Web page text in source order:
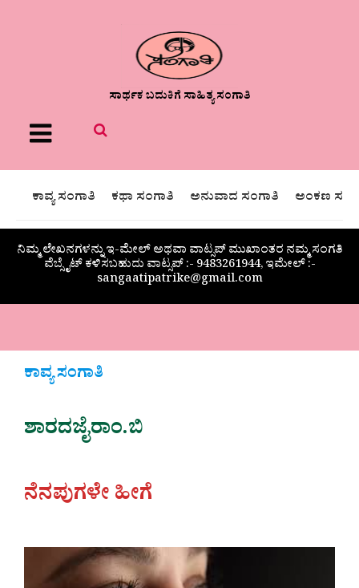
ಸಾರ್ಥಕ ಬದುಕಿಗೆ ಸಾಹಿತ್ಯ ಸಂಗಾತಿ
Menu
ಕಾವ್ಯ ಸಂಗಾತಿ ಕಥಾ ಸಂಗಾತಿ ಅನುವಾದ ಸಂಗಾತಿ ಅಂಕಣ
ನಿಮ್ಮ ಲೇಖನಗಳನ್ನು ಇ-ಮೇಲ್ ಅಥವಾ ವಾಟ್ಸಪ್ ಮುಖಾಂತರ ನಮ್ಮ ಸಂಗತಿ
ವೆಬ್ಸೈಟ್ ಕಳಿಸಬಹುದು ವಾಟ್ಸಪ್‌ :- 9483261944, ಇಮೇಲ್ :-
sangaatipatrike@gmail.com
ಕಾವ್ಯ ಸಂಗಾತಿ
ಶಾರದಜೈರಾಂ.ಬಿ
ನೆನಪುಗಳೇ ಹೀಗೆ